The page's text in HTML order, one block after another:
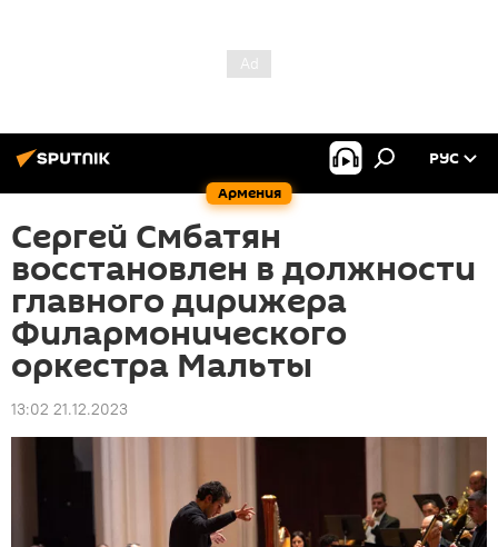
Армения
РУС
Сергей Смбатян
восстановлен в должности
главного дирижера
Филармонического
оркестра Мальты
13:02 21.12.2023